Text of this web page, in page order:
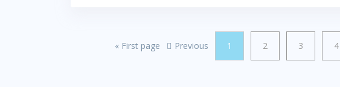
«First page Previous 1 2 3 4